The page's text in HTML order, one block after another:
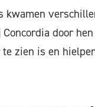
kwamen
door
zien is en